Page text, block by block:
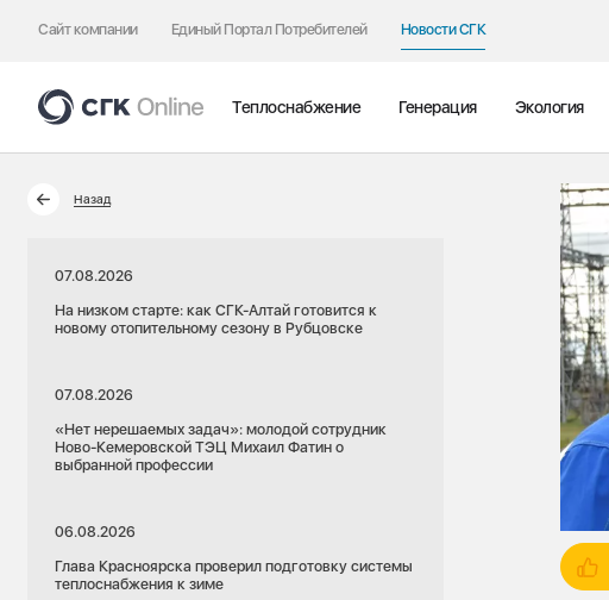
Сайт компании Единый Портал Потребителей Новости СГК
Теплоснабжение Генерация Экология
Назад
07.08.2026
На низком старте: как СГК-Алтай готовится к
новому отопительному сезону в Рубцовске
07.08.2026
«Нет нерешаемых задач»: молодой сотрудник
Ново-Кемеровской ТЭЦ Михаил Фатин о
выбранной профессии
06.08.2026
Глава Красноярска проверил подготовку системы
теплоснабжения к зиме